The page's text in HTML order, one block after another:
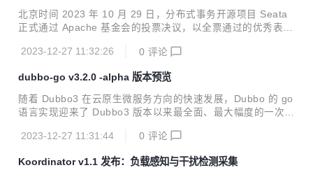
北京时间 2023 年 10 月 29 日，分布式事务开源项目 Seata
正式通过 Apache 基金会的投票决议，以全票通过的优秀表现
2023-12-27 11:32:26
0 评论
dubbo-go v3.2.0 -alpha 版本预览
随着 Dubbo3 在云原生微服务方向的快速发展，Dubbo 的 go
语言实现迎来了 Dubbo3 版本以来最全面、最大幅度的一次升
测能力等。
2023-12-27 11:31:44 0 评论
Koordinator v1.1 发布：负载感知与干扰检测采集